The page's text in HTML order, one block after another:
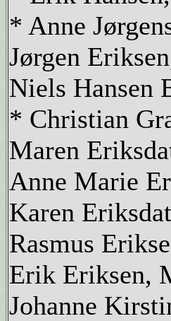
* Anne
Jørgen
Niels Hansen
* Christian
Maren
Anne Marie
Karen
Rasmus
Erik Eriksen,
Johanne